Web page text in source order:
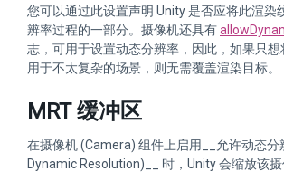
您可以通过此设置声明 Unity 是否应将此渲染
辨率过程的一部分。摄像机还具有
志，可用于设置动态分辨率，因此，如果只想
用于不太复杂的场景，则无需覆盖渲染目标。
MRT 缓冲区
在摄像机 (Camera) 组件上启用__允许动态分
Dynamic Resolution)__ 时，Unity 会缩放该